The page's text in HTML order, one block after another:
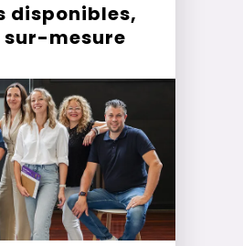
disponibles,
sur-mesure